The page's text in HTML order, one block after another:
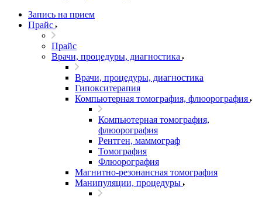
Запись на прием
Прайс
Прайс
Врачи, процедуры, диагностика
Врачи, процедуры, диагностика
Гипокситерапия
Компьютерная томография, флюорография
Компьютерная томография,
флюорография
Рентген, маммограф
Томография
Флюорография
Магнитно-резонансная томография
Манипуляции, процедуры